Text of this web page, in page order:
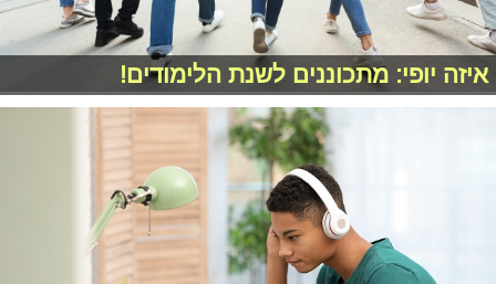
איזה יופי: מתכוננים לשנת הלימודים!